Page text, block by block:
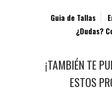
Guia de Tallas
¿Dudas?
¡TAMBIÉN TE
ESTOS